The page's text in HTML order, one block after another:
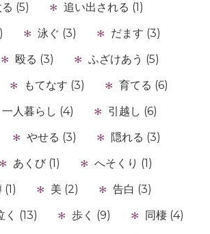
(5)
追い出される (1)
泳ぐ (3)
だます (3)
殴る (3)
ふざけあう (5)
もてなす (3)
育てる (6)
一人暮らし (4)
引越し (6)
やせる (3)
隠れる (3)
あくび (1)
へそくり (1)
(1) 美 (2)
告白 (3)
く (13) 歩く (9)
同棲 (4)